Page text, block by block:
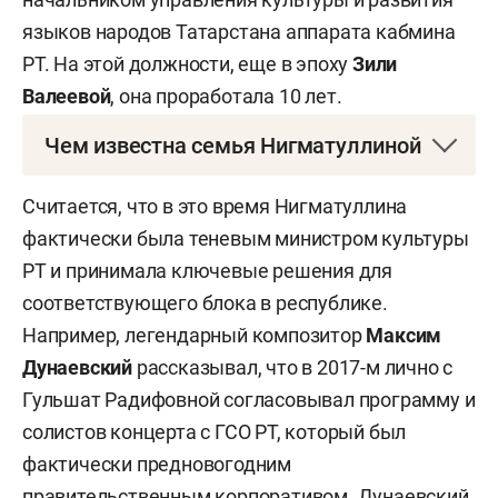
языков народов Татарстана аппарата кабмина
РТ. На этой должности, еще в эпохуЗили
Валеевой, она проработала 10 лет.
Чем известна семья Нигматуллиной
— заслуженным работником культуры
Татарстана и известным общественным
деятелем в республике. Ганиеву 58 лет. К слову,
Ганиев Фуат Ашрафович
российский татарский ученый-филолог, внесший
большой вклад в изучение проблем сохранения
и развития татарского языка. Среди его трудов,
например, несколько русско-татарских
словарей. Фуат Ашрафович получил звание
Считается, что в это время Нигматуллина
фактически была теневым министром культуры
РТ и принимала ключевые решения для
соответствующего блока в республике.
Например, легендарный композиторМаксим
Дунаевский рассказывал, что в 2017-м лично с
Гульшат Радифовной согласовывал программу и
солистов концерта с ГСО РТ, который был
фактически предновогодним